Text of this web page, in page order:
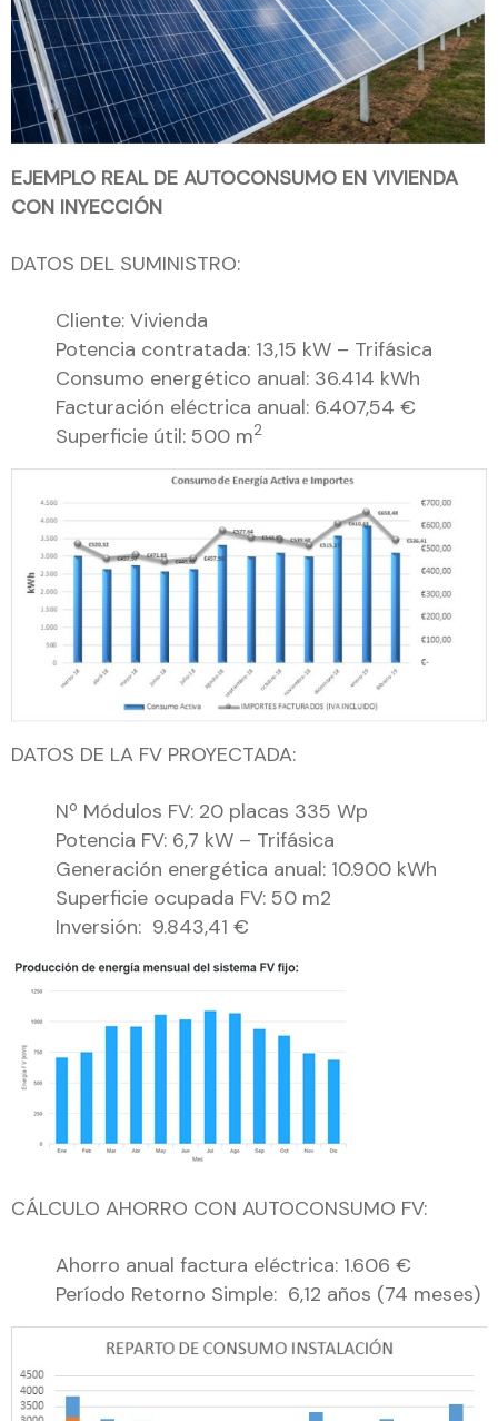
EJEMPLO REAL DE AUTOCONSUMO EN VIVIENDA
CON INYECCIÓN
DATOS DEL SUMINISTRO:
Cliente: Vivienda
Potencia contratada: 13,15 kW – Trifásica
Consumo energético anual: 36.414 kWh
Facturación eléctrica anual: 6.407,54 €
Superficie útil: 500 m2
DATOS DE LA FV PROYECTADA:
Nº Módulos FV: 20 placas 335 Wp
Potencia FV: 6,7 kW – Trifásica
Generación energética anual: 10.900 kWh
Superficie ocupada FV: 50 m2
Inversión: 9.843,41 €
CÁLCULO AHORRO CON AUTOCONSUMO FV:
Ahorro anual factura eléctrica: 1.606 €
Período Retorno Simple: 6,12 años (74 meses)